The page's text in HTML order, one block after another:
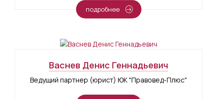
подробнее
Васнев Денис Геннадьевич
Ведущий партнер (юрист) ЮК "Правовед-Плюс"